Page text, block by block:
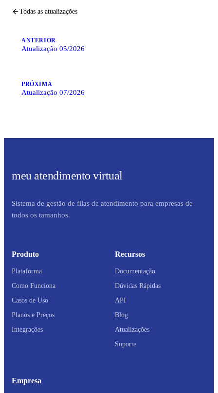
Todas as atualizações
ANTERIOR
Atualização 05/2026
PRÓXIMA
Atualização 07/2026
meu atendimento virtual
Sistema de gestão de filas de atendimento para empresas de
todos os tamanhos.
Produto
Plataforma
Como Funciona
Casos de Uso
Planos e Preços
Integrações
Recursos
Documentação
Dúvidas Rápidas
API
Blog
Atualizações
Suporte
Empresa